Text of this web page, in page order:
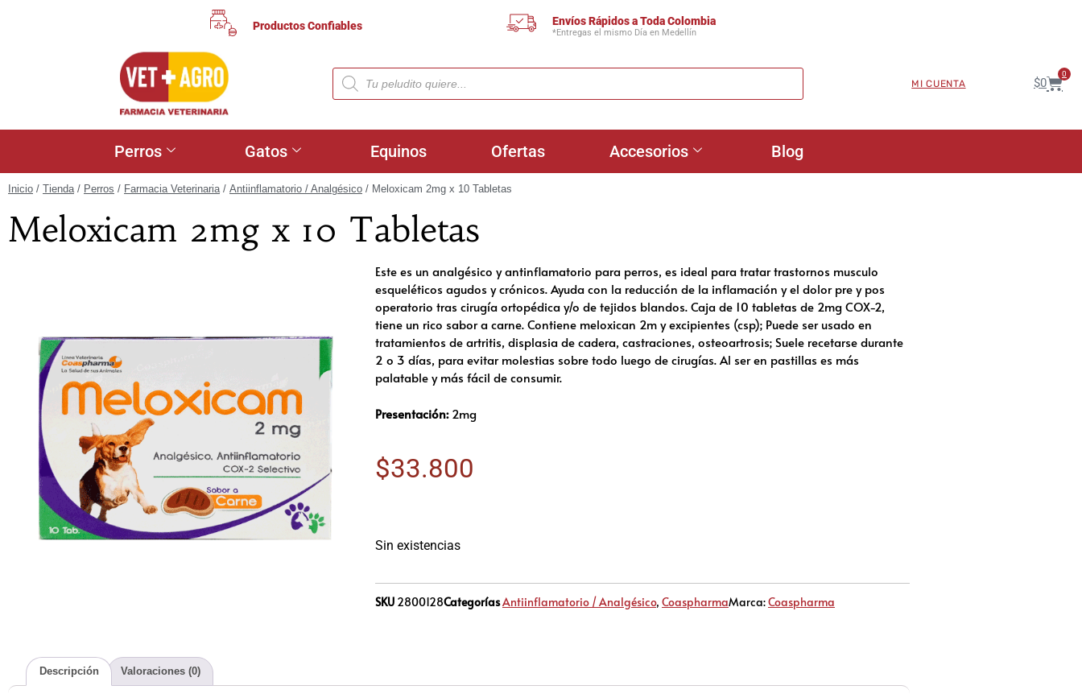
Productos Confiables Envíos Rápidos a Toda Colombia
*Entregas el mismo Día en Medellín
MI CUENTA $0
0
Perros Gatos Equinos Ofertas Accesorios Blog
Inicio / Tienda/ Perros / Farmacia Veterinaria/ Antiinflamatorio / Analgésico / Meloxicam 2mg x 10 Tabletas
Meloxicam 2mg x 10 Tabletas
Este es un analgésico y antinflamatorio para perros, es ideal para tratar trastornos musculo
esqueléticos agudos y crónicos. Ayuda con la reducción de la inflamación y el dolor pre y pos
operatorio tras cirugía ortopédica y/o de tejidos blandos. Caja de 10 tabletas de 2mg COX-2,
tiene un rico sabor a carne. Contiene meloxican 2m y excipientes (csp); Puede ser usado en
tratamientos de artritis, displasia de cadera, castraciones, osteoartrosis; Suele recetarse durante
2 o 3 días, para evitar molestias sobre todo luego de cirugías. Al ser en pastillas es más
palatable y más fácil de consumir.
Presentación:2mg
$33.800
Sin existencias
SKU 2800128CategoríasAntiinflamatorio / Analgésico, CoaspharmaMarca:Coaspharma
Descripción Valoraciones (0)